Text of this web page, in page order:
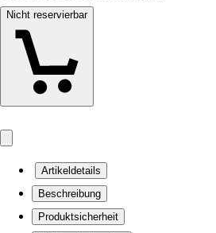
Nicht reservierbar
Artikeldetails
Beschreibung
Produktsicherheit